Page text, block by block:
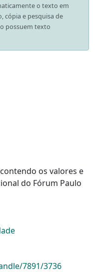
o texto em
cópia e pesquisa de
possuem texto
os valores e
do Fórum Paulo
7891/3736